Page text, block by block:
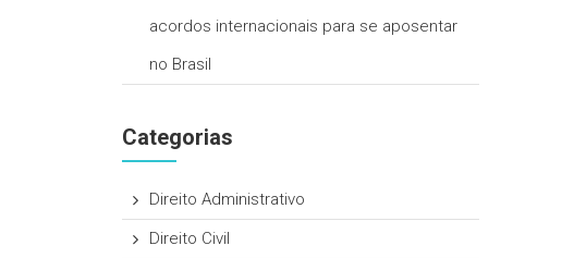
acordos internacionais para se aposentar
no Brasil
Categorias
Direito Administrativo
Direito Civil